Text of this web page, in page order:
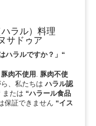
ラル）料理
サドゥア
ハラルですか？」“
豚肉不使用. 豚肉不使
、私たちはハラル認
または “ハラール食品
保証できません “イス